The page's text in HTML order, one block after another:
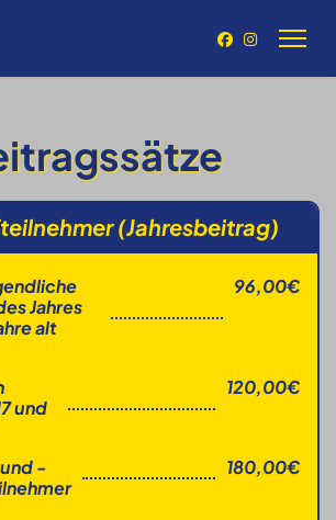
(Jahresbeitrag)
Jahres
alt
96,00€
und
120,00€
-
180,00€